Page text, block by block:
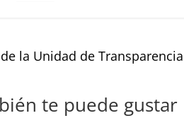
la Unidad de Transparencia
te puede gustar